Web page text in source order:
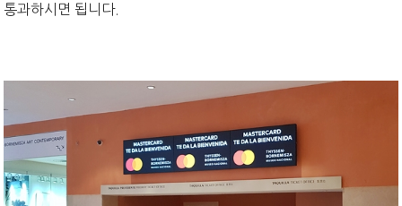
통과하시면 됩니다.